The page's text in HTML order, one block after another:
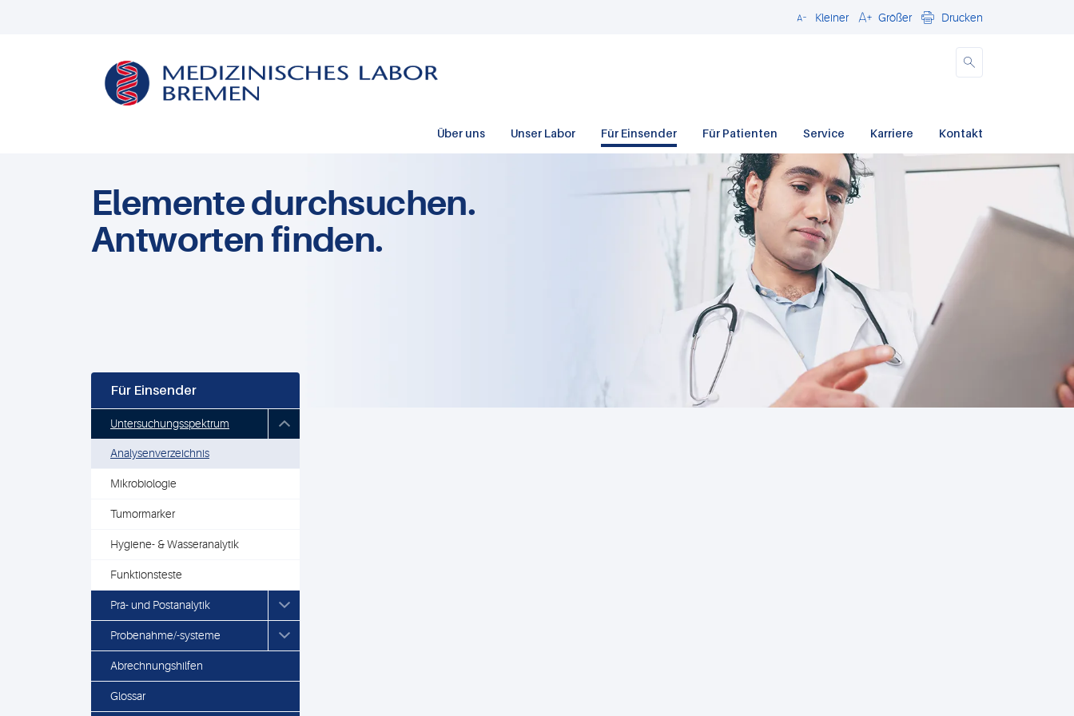
Schließen
Kleiner Größer Drucken
Über uns Unser Labor Für Einsender Für Patienten Service Karriere Kontakt
Elemente durchsuchen.
Antworten finden.
Für Einsender
Untersuchungsspektrum
Analysenverzeichnis
Mikrobiologie
Tumormarker
Hygiene- & Wasseranalytik
Funktionsteste
Prä- und Postanalytik
Probenahme/-systeme
Abrechnungshilfen
Glossar